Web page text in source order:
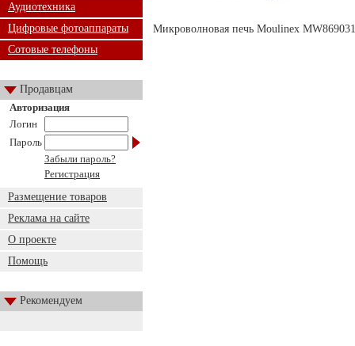
Аудиотехника
Цифровые фотоаппараты
Сотовые телефоны
Продавцам
Авторизация
Логин
Пароль
Забыли пароль?
Регистрация
Размещение товаров
Реклама на сайте
О проекте
Помощь
Рекомендуем
Микроволновая печь Moulinex MW869031